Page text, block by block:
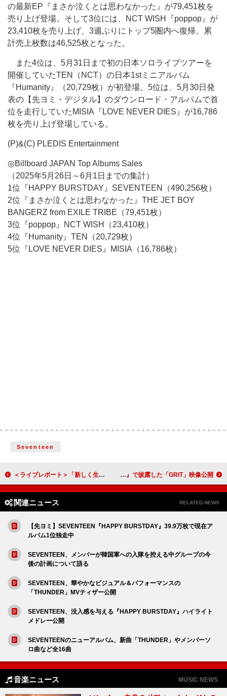
の最新EP『まさか泣くとは思わなかった』が79,451枚を
売り上げ登場。そして3位には、NCT WISH『poppop』が
23,410枚を売り上げ、3週ぶりにトップ5圏内へ復帰。累
計売上枚数は46,525枚となった。
また4位は、5月31日まで初の日本ソロライブツアーを
開催していたTEN（NCT）の日本1stミニアルバム
『Humanity』（20,729枚）が初登場。5位は、5月30日発
表の【先ヨミ・デジタル】のダウンロード・アルバムで首
位を走行していたMISIA『LOVE NEVER DIES』が16,786
枚を売り上げ登場している。
(P)&(C) PLEDIS Entertainment
◎Billboard JAPAN Top Albums Sales
（2025年5月26日～6月1日までの集計）
1位『HAPPY BURSTDAY』SEVENTEEN（490,256枚）
2位『まさか泣くとは思わなかった』THE JET BOY
BANGERZ from EXILE TRIBE（79,451枚）
3位『poppop』NCT WISH（23,410枚）
4位『Humanity』TEN（20,729枚）
5位『LOVE NEVER DIES』MISIA（16,786枚）
Seventeen
＜ライブレポート＞「新しく生まれ変わることではなくて、新しい何かが生まれること」日向坂46が導き出した未来への答え【BRAND NEW LIVE 2025「OVER THE RAINBOW」】 BE:FIRST、『CDTVライブ！ライブ！』で披露した「GRIT」映像公開
関連ニュース RELATED NEWS
【先ヨミ】SEVENTEEN『HAPPY BURSTDAY』39.9万枚で現在ア
ルバム1位独走中
SEVENTEEN、メンバーが韓国軍への入隊を控える中グループの今
後の計画について語る
SEVENTEEN、華やかなビジュアル＆パフォーマンスの
「THUNDER」MVティザー公開
SEVENTEEN、没入感を与える『HAPPY BURSTDAY』ハイライト
メドレー公開
SEVENTEENのニューアルバム、新曲「THUNDER」やメンバーソ
ロ曲など全16曲
音楽ニュース MUSIC NEWS